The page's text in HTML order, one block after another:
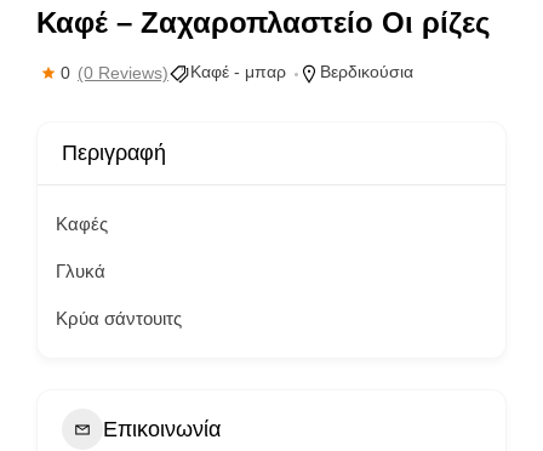
Καφέ – Ζαχαροπλαστείο Οι ρίζες
0 (0 Reviews) Καφέ - μπαρ Βερδικούσια
Περιγραφή
Καφές
Γλυκά
Κρύα σάντουιτς
Επικοινωνία